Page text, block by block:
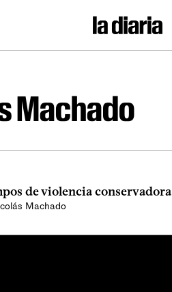
Machado
de violencia conservadora
Machado